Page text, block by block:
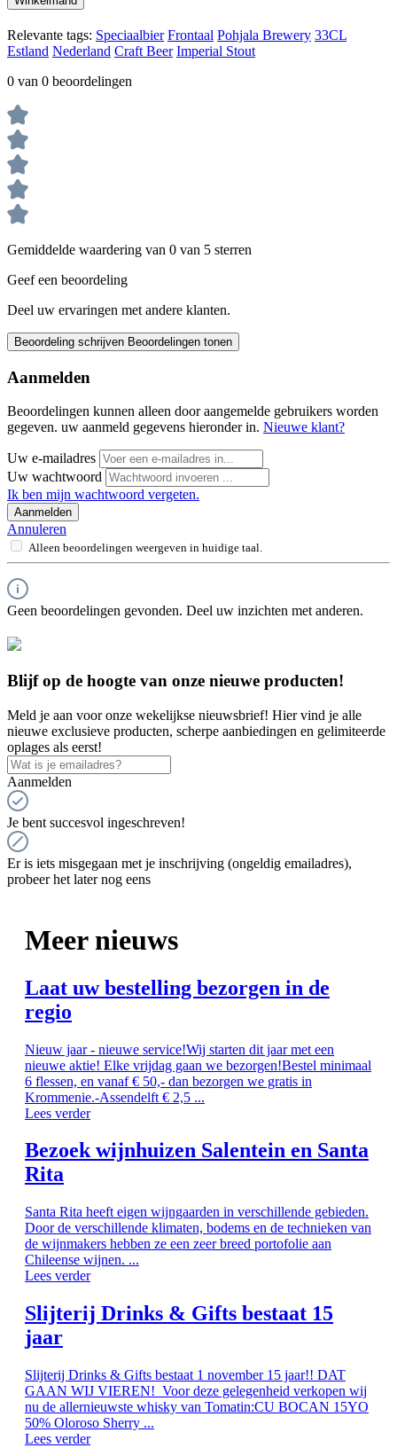
Relevante tags: Speciaalbier Frontaal Pohjala Brewery 33CL
Estland Nederland Craft Beer Imperial Stout
0 van 0 beoordelingen
Gemiddelde waardering van 0 van 5 sterren
Geef een beoordeling
Deel uw ervaringen met andere klanten.
Beoordeling schrijven Beoordelingen tonen
Aanmelden
Beoordelingen kunnen alleen door aangemelde gebruikers worden
gegeven. uw aanmeld gegevens hieronder in. Nieuwe klant?
Uw e-mailadres
Uw wachtwoord
Ik ben mijn wachtwoord vergeten.
Aanmelden
Annuleren
Alleen beoordelingen weergeven in huidige taal.
Geen beoordelingen gevonden. Deel uw inzichten met anderen.
Blijf op de hoogte van onze nieuwe producten!
Meld je aan voor onze wekelijkse nieuwsbrief! Hier vind je alle
nieuwe exclusieve producten, scherpe aanbiedingen en gelimiteerde
oplages als eerst!
Aanmelden
Je bent succesvol ingeschreven!
Er is iets misgegaan met je inschrijving (ongeldig emailadres),
probeer het later nog eens
Meer nieuws
Laat uw bestelling bezorgen in de
regio
Nieuw jaar - nieuwe service!Wij starten dit jaar met een
nieuwe aktie! Elke vrijdag gaan we bezorgen!Bestel minimaal
6 flessen, en vanaf € 50,- dan bezorgen we gratis in
Krommenie.-Assendelft € 2,5 ...
Lees verder
Bezoek wijnhuizen Salentein en Santa
Rita
Santa Rita heeft eigen wijngaarden in verschillende gebieden.
Door de verschillende klimaten, bodems en de technieken van
de wijnmakers hebben ze een zeer breed portofolie aan
Chileense wijnen. ...
Lees verder
Slijterij Drinks & Gifts bestaat 15
jaar
Slijterij Drinks & Gifts bestaat 1 november 15 jaar!! DAT
GAAN WIJ VIEREN! Voor deze gelegenheid verkopen wij
nu de allernieuwste whisky van Tomatin:CU BOCAN 15YO
50% Oloroso Sherry ...
Lees verder